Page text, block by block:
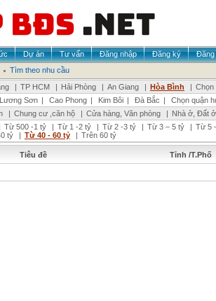
Dự án Tư vấn Đăng nhập Đăng ký
Đăng
Tìm theo nhu cầu
| TP HCM | Hải Phòng | An Giang | Hòa Bình | Chọn
Lương Sơn | Cao Phong | Kim Bôi | Đà Bắc |
Chọn quận
| Chung cư ,căn hộ | Cửa hàng, Văn phòng | Nhà ở, Đất ở
Từ 500 -1 tỷ | Từ 1 -2 tỷ | Từ 2 -3 tỷ | Từ 3 – 5 tỷ | Từ 5
tỷ | Từ 40 - 60 tỷ | Trên 60 tỷ
Tiêu đề Tỉnh /T.Phố